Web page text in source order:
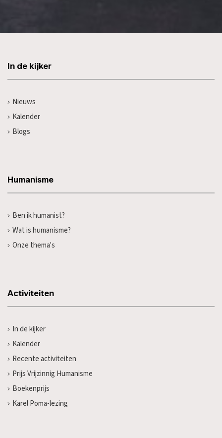
In de kijker
Nieuws
Kalender
Blogs
Humanisme
Ben ik humanist?
Wat is humanisme?
Onze thema's
Activiteiten
In de kijker
Kalender
Recente activiteiten
Prijs Vrijzinnig Humanisme
Boekenprijs
Karel Poma-lezing